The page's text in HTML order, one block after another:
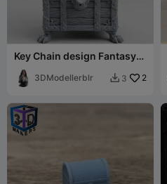
Key Chain design Fantasy
Mimic Chest
3DModellerblr  3 2